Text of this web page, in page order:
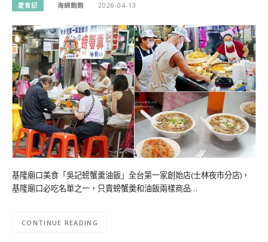
愛食記 海綿飽飽 2026-04-13
基隆廟口美食「吳記螃蟹羹油飯」全台第一家創始店(士林夜市分店)，
基隆廟口必吃名單之一，只賣螃蟹羹和油飯兩樣商品…
CONTINUE READING